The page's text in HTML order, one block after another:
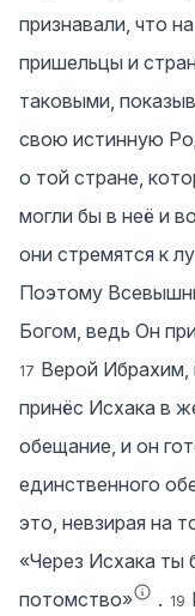
признавали, что
пришельцы и
таковыми,
свою истинную
о той стране,
могли бы в неё и
они стремятся к
Поэтому
Богом, ведь Он
17 Верой Ибрахим,
принёс Исхака в
обещание, и он
единственного
это, невзирая на
«Через Исхака ты
потомство»
. 19